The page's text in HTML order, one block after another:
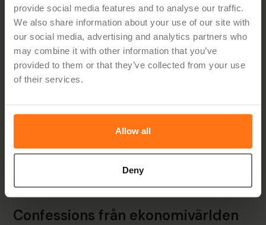
provide social media features and to analyse our traffic.
We also share information about your use of our site with
our social media, advertising and analytics partners who
may combine it with other information that you’ve
provided to them or that they’ve collected from your use
of their services.
Allow all
Deny
För många organisationer är det där förändringsresan börjar.
Vad är lösningen?
Många organisationer som lyckas minska manuellt arbete
har ofta ett gemensamt mönster: budget, prognos,
informationen hänger ihop från början försvinner många av
och analys i en och samma lösningså att ekonomiteamet
kan lägga tiden på analys och bättre beslutsfattande istället
Confessions från ekonomivärlden